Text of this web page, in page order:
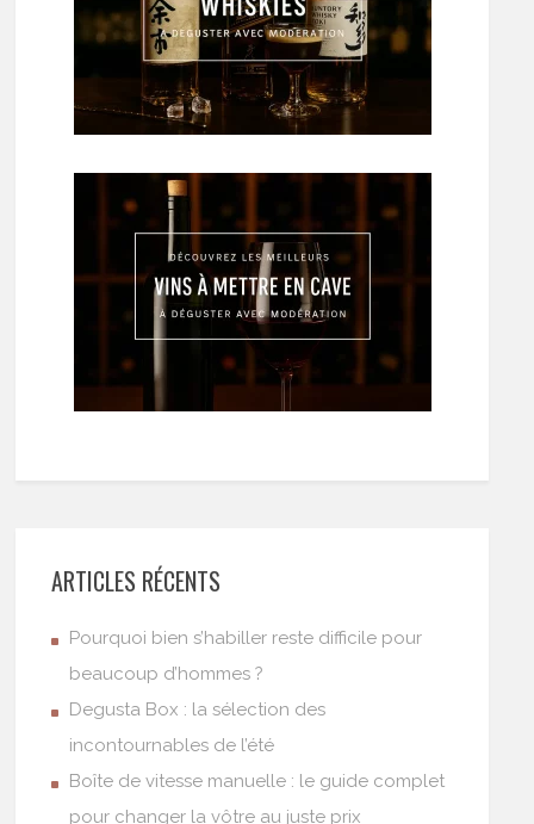
ARTICLES RÉCENTS
Pourquoi bien s’habiller reste difficile pour
beaucoup d’hommes ?
Degusta Box : la sélection des
incontournables de l’été
Boîte de vitesse manuelle : le guide complet
pour changer la vôtre au juste prix